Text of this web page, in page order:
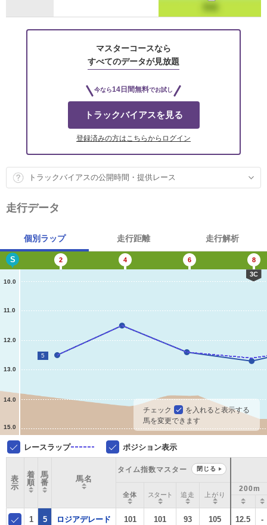
マスターコースなら
すべてのデータが見放題
今なら14日間無料でお試し
トラックバイアスを見る
登録済みの方はこちらからログイン
トラックバイアスの公開時間・提供レース
走行データ
個別ラップ 走行距離 走行解析
10.0
11.0
12.0
13.0
14.0
15.0
S 2 4 6 8
3C
5
チェック
を入れると表示する
馬を変更できます
レースラップ ポジション表示
表
示
着
順
馬
番
馬名
タイム指数マスター 閉じる
全体 スタート 追走 上がり
200m
1 5 ロジアデレード 101 101 93 105 12.5 -